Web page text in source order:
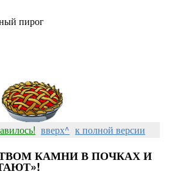
вверх^ к полной версии
КАМНИ В ПОЧКАХ И